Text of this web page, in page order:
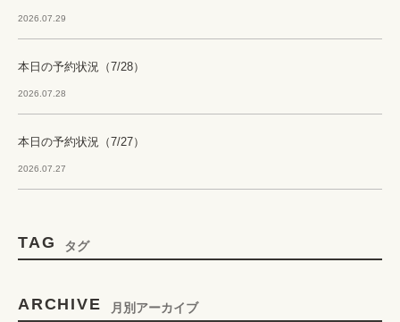
2026.07.29
本日の予約状況（7/28）
2026.07.28
本日の予約状況（7/27）
2026.07.27
TAG タグ
ARCHIVE 月別アーカイブ